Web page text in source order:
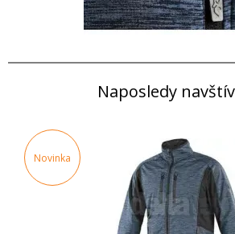
Naposledy
Novinka